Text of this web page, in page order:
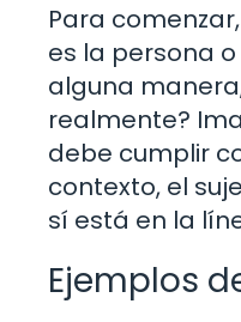
Para
es la persona
alguna
realmente?
debe cumplir
contexto, el
sí está en la
Ejemplos